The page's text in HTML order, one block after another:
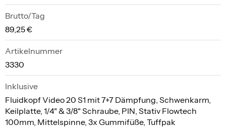
Brutto/Tag
89,25 €
Artikelnummer
3330
Inklusive
Fluidkopf Video 20 S1 mit 7+7 Dämpfung, Schwenkarm,
Keilplatte, 1/4" & 3/8" Schraube, PIN, Stativ Flowtech
100mm, Mittelspinne, 3x Gummifüße, Tuffpak